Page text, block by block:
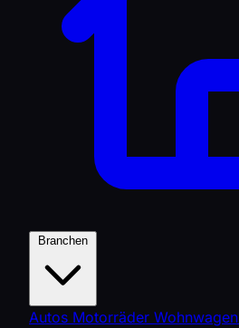
Autos Motorräder Wohnwagen